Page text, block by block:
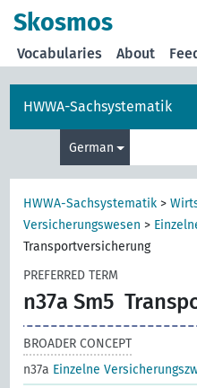
Skosmos
Vocabularies About
HWWA-Sachsystematik
German
HWWA-Sachsystematik >
Versicherungswesen >
Transportversicherung
PREFERRED TERM
n37a Sm5
BROADER CONCEPT
n37a Einzelne